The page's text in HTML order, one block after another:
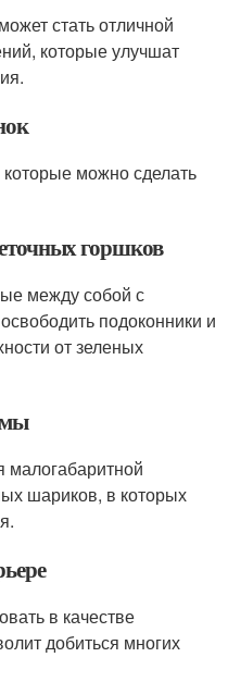
стать отличной
которые улучшат
можно сделать
горшков
между собой с
подоконники и
от зеленых
малогабаритной
шариков, в которых
в качестве
добиться многих